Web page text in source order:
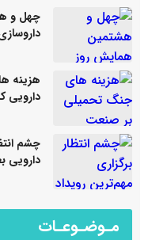
چهل و
هزینه
دارویی
چشم
دارویی
مـوضـوعـات